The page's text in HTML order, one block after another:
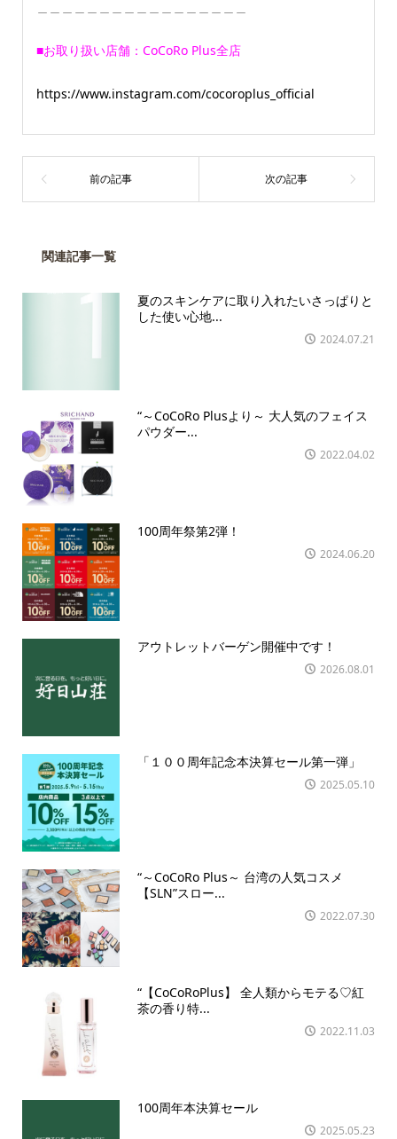
■お取り扱い店舗：CoCoRo Plus全店
https://www.instagram.com/cocoroplus_official
関連記事一覧
夏のスキンケアに取り入れたいさっぱりと
した使い心地...
2024.07.21
“～CoCoRo Plusより～ 大人気のフェイス
パウダー...
2022.04.02
100周年祭第2弾！
2024.06.20
アウトレットバーゲン開催中です！
2026.08.01
「１００周年記念本決算セール第一弾」
2025.05.10
“～CoCoRo Plus～ 台湾の人気コスメ
【SLN”スロー...
2022.07.30
“【CoCoRoPlus】 全人類からモテる♡紅
茶の香り特...
2022.11.03
100周年本決算セール
2025.05.23